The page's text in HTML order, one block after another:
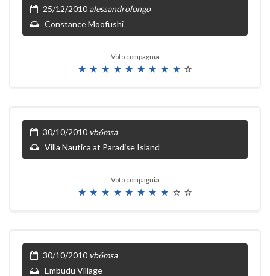
25/12/2010 alessandrolongo
Constance Moofushi
Voto compagnia
30/10/2010 vb6msa
Villa Nautica at Paradise Island
Voto compagnia
30/10/2010 vb6msa
Embudu Village